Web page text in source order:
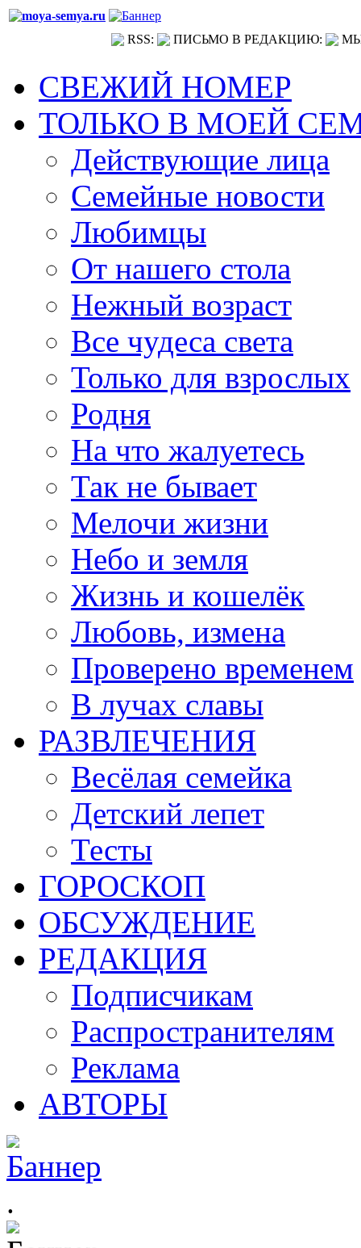
RSS: ПИСЬМО В РЕДАКЦИЮ:
СВЕЖИЙ НОМЕР
ТОЛЬКО В МОЕЙ
Действующие лица
Семейные новости
Любимцы
От нашего стола
Нежный возраст
Все чудеса света
Только для взрослых
Родня
На что жалуетесь
Так не бывает
Мелочи жизни
Небо и земля
Жизнь и кошелёк
Любовь, измена
Проверено временем
В лучах славы
РАЗВЛЕЧЕНИЯ
Весёлая семейка
Детский лепет
Тесты
ГОРОСКОП
ОБСУЖДЕНИЕ
РЕДАКЦИЯ
Подписчикам
Распространителям
Реклама
АВТОРЫ
.